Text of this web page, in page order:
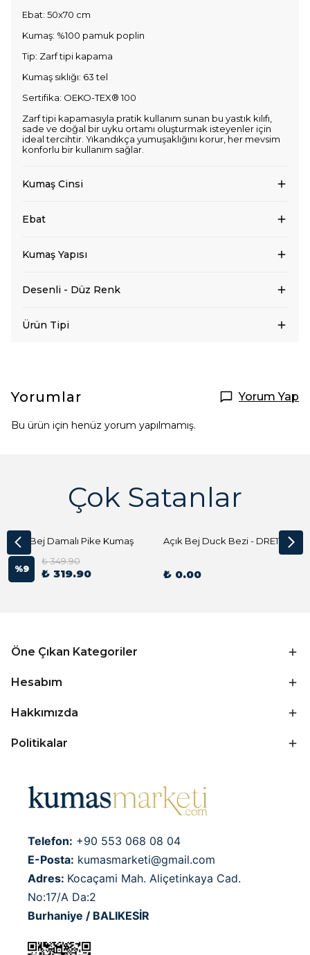
Ebat: 50x70 cm
Kumaş: %100 pamuk poplin
Tip: Zarf tipi kapama
Kumaş sıklığı: 63 tel
Sertifika: OEKO-TEX® 100
Zarf tipi kapamasıyla pratik kullanım sunan bu yastık kılıfı,
sade ve doğal bir uyku ortamı oluşturmak isteyenler için
ideal tercihtir. Yıkandıkça yumuşaklığını korur, her mevsim
konforlu bir kullanım sağlar.
Kumaş Cinsi
Ebat
Kumaş Yapısı
Desenli - Düz Renk
Ürün Tipi
Yorumlar Yorum Yap
Bu ürün için henüz yorum yapılmamış.
Çok Satanlar
Açık Bej Damalı Pike Kumaş
%9
₺ 349.90
₺ 319.90
Açık Bej Duck Bezi - DRE1144 Kumaş Peçete
₺ 0.00
Öne Çıkan Kategoriler
Hesabım
Hakkımızda
Politikalar
Telefon: +90 553 068 08 04
E-Posta: kumasmarketi@gmail.com
Adres: Kocaçami Mah. Aliçetinkaya Cad.
No:17/A Da:2
Burhaniye / BALIKESİR